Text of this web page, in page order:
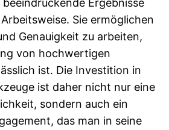
Ergebnisse
Sie ermöglichen
Genauigkeit zu arbeiten,
von hochwertigen
ist. Die Investition in
ist daher nicht nur eine
sondern auch ein
das man in seine